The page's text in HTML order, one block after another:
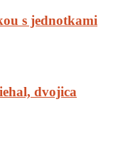
s jednotkami
dvojica